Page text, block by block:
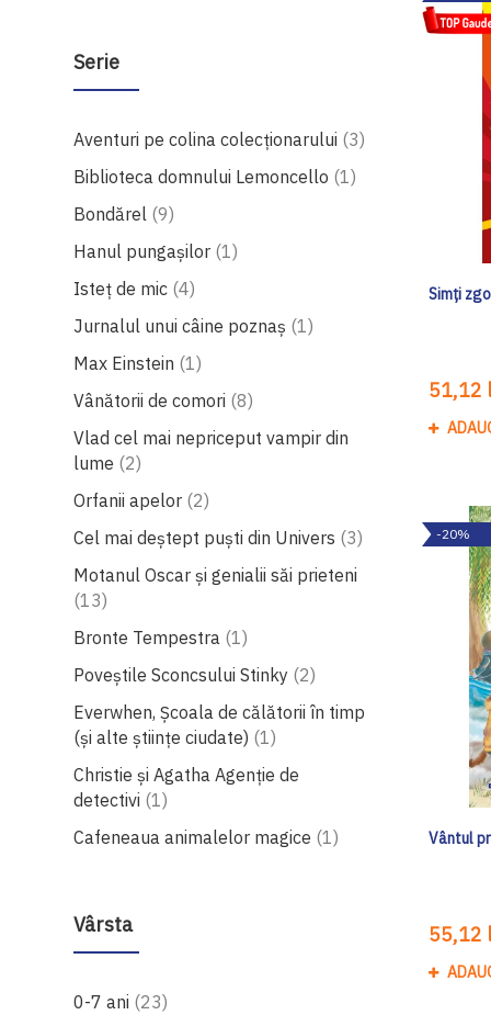
Serie
Aventuri pe colina colecționarului 3produse
Biblioteca domnului Lemoncello 1produs
Bondărel 9produse
Hanul pungașilor 1produs
Isteț de mic 4produse
Jurnalul unui câine poznaș 1produs
Max Einstein 1produs
Vânătorii de comori 8produse
Vlad cel mai nepriceput vampir din
lume 2produse
Orfanii apelor 2produse
Cel mai deștept puști din Univers 3produse
Motanul Oscar și genialii săi prieteni
13produse
Bronte Tempestra 1produs
Poveștile Sconcsului Stinky 2produse
Everwhen, Școala de călătorii în timp
(și alte științe ciudate) 1produs
Christie și Agatha Agenție de
detectivi 1produs
Cafeneaua animalelor magice 1produs
Vârsta
0-7 ani 23produse
Simți
51,12
-20%
Vântul
55,12